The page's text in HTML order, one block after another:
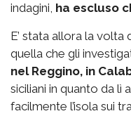
indagini, ha escluso
E’ stata allora la volta
quella che gli
nel Reggino, in
siciliani in quanto da
facilmente l’isola sui